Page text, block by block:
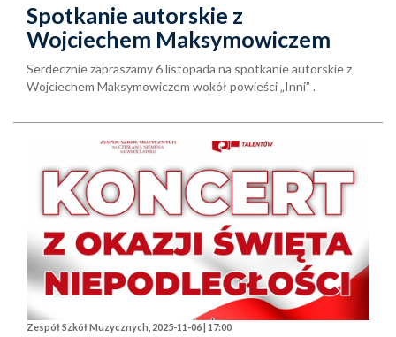
Spotkanie autorskie z
Wojciechem Maksymowiczem
Serdecznie zapraszamy 6 listopada na spotkanie autorskie z
Wojciechem Maksymowiczem wokół powieści „Inni” .
Zespół Szkół Muzycznych, 2025-11-06 | 17:00